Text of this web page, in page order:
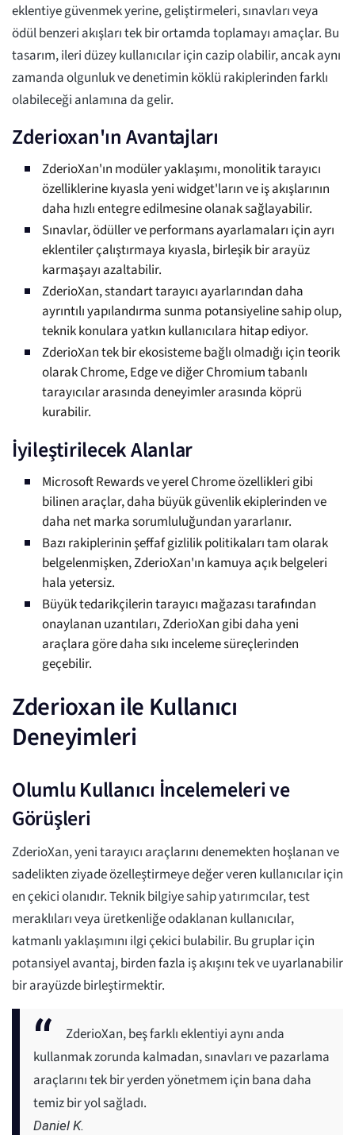
eklentiye güvenmek yerine, geliştirmeleri, sınavları veya
ödül benzeri akışları tek bir ortamda toplamayı amaçlar. Bu
tasarım, ileri düzey kullanıcılar için cazip olabilir, ancak aynı
zamanda olgunluk ve denetimin köklü rakiplerinden farklı
olabileceği anlamına da gelir.
Zderioxan'ın Avantajları
ZderioXan'ın modüler yaklaşımı, monolitik tarayıcı
özelliklerine kıyasla yeni widget'ların ve iş akışlarının
daha hızlı entegre edilmesine olanak sağlayabilir.
Sınavlar, ödüller ve performans ayarlamaları için ayrı
eklentiler çalıştırmaya kıyasla, birleşik bir arayüz
karmaşayı azaltabilir.
ZderioXan, standart tarayıcı ayarlarından daha
ayrıntılı yapılandırma sunma potansiyeline sahip olup,
teknik konulara yatkın kullanıcılara hitap ediyor.
ZderioXan tek bir ekosisteme bağlı olmadığı için teorik
olarak Chrome, Edge ve diğer Chromium tabanlı
tarayıcılar arasında deneyimler arasında köprü
kurabilir.
İyileştirilecek Alanlar
Microsoft Rewards ve yerel Chrome özellikleri gibi
bilinen araçlar, daha büyük güvenlik ekiplerinden ve
daha net marka sorumluluğundan yararlanır.
Bazı rakiplerinin şeffaf gizlilik politikaları tam olarak
belgelenmişken, ZderioXan'ın kamuya açık belgeleri
hala yetersiz.
Büyük tedarikçilerin tarayıcı mağazası tarafından
onaylanan uzantıları, ZderioXan gibi daha yeni
araçlara göre daha sıkı inceleme süreçlerinden
geçebilir.
Zderioxan ile Kullanıcı
Deneyimleri
Olumlu Kullanıcı İncelemeleri ve
Görüşleri
ZderioXan, yeni tarayıcı araçlarını denemekten hoşlanan ve
sadelikten ziyade özelleştirmeye değer veren kullanıcılar için
en çekici olanıdır. Teknik bilgiye sahip yatırımcılar, test
meraklıları veya üretkenliğe odaklanan kullanıcılar,
katmanlı yaklaşımını ilgi çekici bulabilir. Bu gruplar için
potansiyel avantaj, birden fazla iş akışını tek ve uyarlanabilir
bir arayüzde birleştirmektir.
ZderioXan, beş farklı eklentiyi aynı anda
kullanmak zorunda kalmadan, sınavları ve pazarlama
araçlarını tek bir yerden yönetmem için bana daha
temiz bir yol sağladı.
Daniel K.